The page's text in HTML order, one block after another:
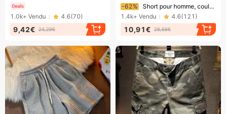
1.0k+ Vendu 4.6(70)
9,42€ 24,29€
Bientôt la fin !
-62%
Short pour homme, couleur unie, simple, élastique, cordon de serrage, lin, coton, plage, loisirs, ample, cinq points
1.4k+ Vendu 4.6(121 )
10,91€ 28,68€